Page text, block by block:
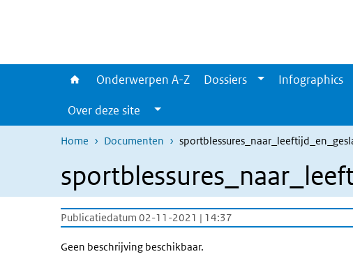
Onderwerpen A-Z Dossiers Infographics
Over deze site
Home Documenten
Publicatiedatum 02-11-2021 | 14:37
Geen beschrijving beschikbaar.